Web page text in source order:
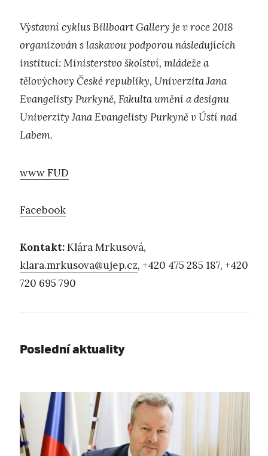
Výstavní cyklus Billboart Gallery je v roce 2018
organizován s laskavou podporou následujících
institucí: Ministerstvo školství, mládeže a
tělovýchovy České republiky, Univerzita Jana
Evangelisty Purkyně, Fakulta umění a designu
Univerzity Jana Evangelisty Purkyně v Ústí nad
Labem.
www FUD
Facebook
Kontakt:Klára Mrkusová,
klara.mrkusova@ujep.cz, +420 475 285 187, +420
720 695 790
Poslední aktuality